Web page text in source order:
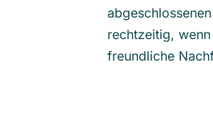
rechtzeitig,
freundliche